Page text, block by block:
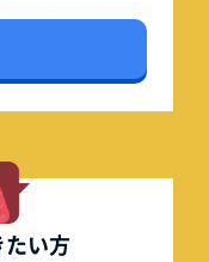
たい方